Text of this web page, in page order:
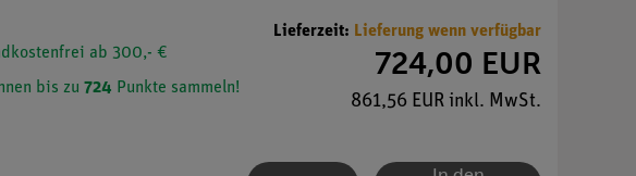
ab 300,- €
bis zu 724 Punkte sammeln!
Lieferzeit: Lieferung wenn verfügbar
724,00 EUR
861,56 EUR inkl. MwSt.